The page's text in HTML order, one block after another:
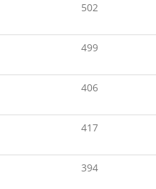
502
499
406
417
394